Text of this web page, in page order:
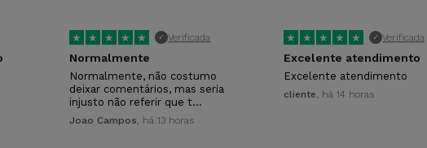
é fornecido com um cabo de carregamento USB-C para
★ ★ ★ ★ ★ ✓ Verificada
Normalmente
Normalmente, não costumo
deixar comentários, mas seria
injusto não referir que t…
Joao Campos, há 13 horas
★ ★ ★ ★ ★ ✓ Verificada
Excelente atendimento
Excelente atendimento
cliente, há 14 horas